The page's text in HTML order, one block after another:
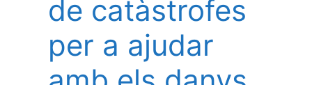
de catàstrofes
per a ajudar